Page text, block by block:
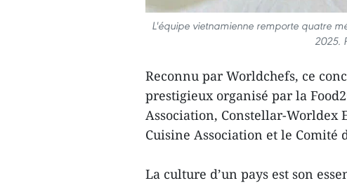
L'équipe vietnamienne remporte quatre
2025.
Reconnu par Worldchefs, ce
prestigieux organisé par la
Association, Constellar-Worldex
Cuisine Association et le
La culture d’un pays est son